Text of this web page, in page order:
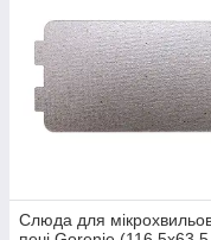
Слюда для